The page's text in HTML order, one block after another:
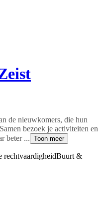
de nieuwkomers, die hun
bezoek je activiteiten en
beter ... Toon meer
rechtvaardigheidBuurt &